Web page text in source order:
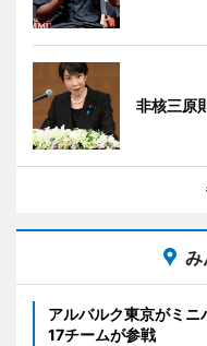
非核三原
み
アルバルク東京がミ
17チームが参戦